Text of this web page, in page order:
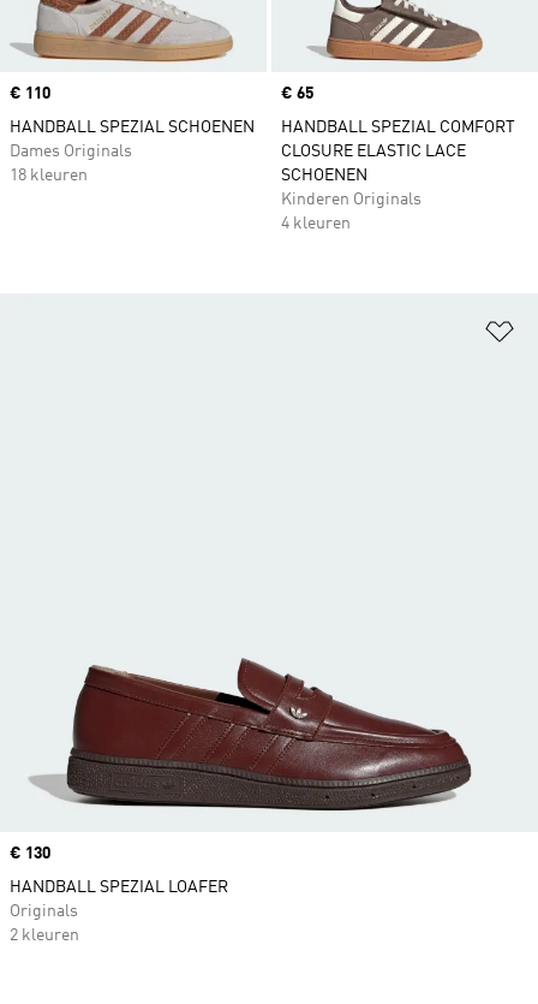
Price
€ 110
HANDBALL SPEZIAL SCHOENEN
Dames Originals
18 kleuren
Price
€ 65
HANDBALL SPEZIAL COMFORT
CLOSURE ELASTIC LACE
SCHOENEN
Kinderen Originals
4 kleuren
Price
€ 130
HANDBALL SPEZIAL LOAFER
Originals
2 kleuren